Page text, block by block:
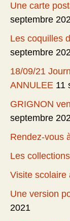
Une carte
septembre
Les coquilles
septembre
18/09/21
ANNULEE 11
GRIGNON
septembre
Rendez-vous
Les
Visite scolaire
Une version
2021